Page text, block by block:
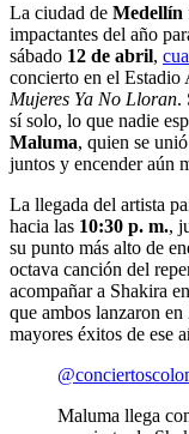
La ciudad de Medellín
impactantes del año
sábado 12 de abril,
concierto en el Estadio
Mujeres Ya No Lloran.
sí solo, lo que nadie
Maluma, quien se
juntos y encender aún
La llegada del artista
hacia las 10:30 p. m.,
su punto más alto de
octava canción del
acompañar a Shakira
que ambos lanzaron
mayores éxitos de ese
Maluma llega